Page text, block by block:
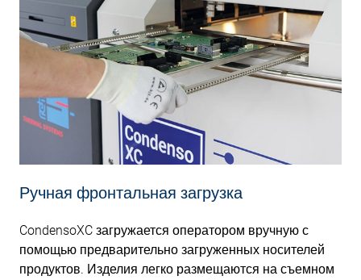
Ручная фронтальная загрузка
CondensoXC загружается оператором вручную с
помощью предварительно загруженных носителей
продуктов. Изделия легко размещаются на съемном